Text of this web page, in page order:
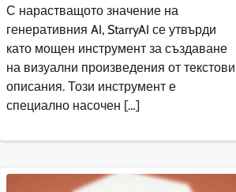
С нарастващото значение на
генеративния AI, StarryAI се утвърди
като мощен инструмент за създаване
на визуални произведения от текстови
описания. Този инструмент е
специално насочен […]